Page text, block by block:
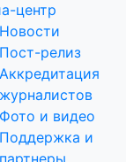
центр
Новости
Пост-релиз
Аккредитация
журналистов
Фото и видео
Поддержка и
партнеры